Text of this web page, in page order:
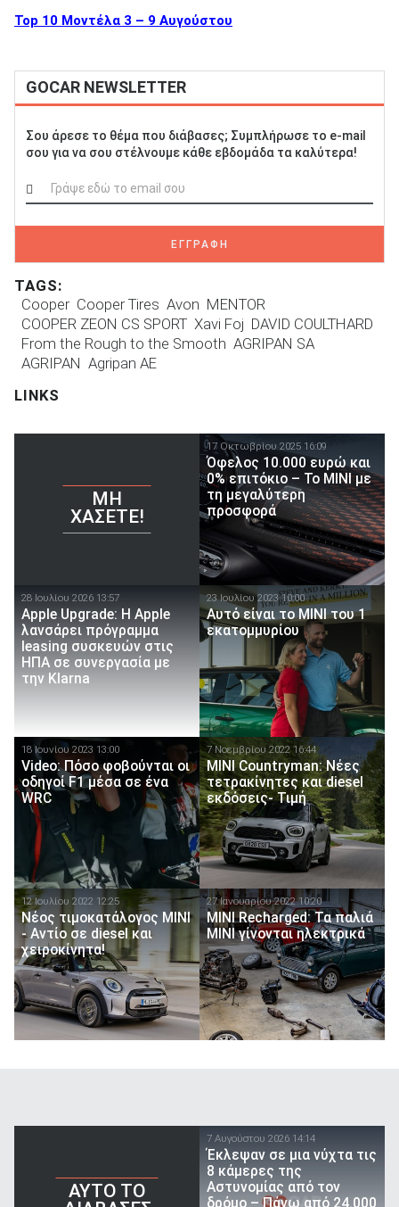
Top 10 Μοντέλα 3 – 9 Αυγούστου
GOCAR NEWSLETTER
Σου άρεσε το θέμα που διάβασες; Συμπλήρωσε το e-mail
σου για να σου στέλνουμε κάθε εβδομάδα τα καλύτερα!
ΕΓΓΡΑΦΗ
TAGS:
Cooper Cooper Tires Avon MENTOR
COOPER ZEON CS SPORT Xavi Foj DAVID COULTHARD
From the Rough to the Smooth AGRIPAN SA
AGRIPAN Agripan AE
LINKS
ΜΗ
ΧΆΣΕΤΕ!
17 Οκτωβρίου 2025 16:09
Όφελος 10.000 ευρώ και
0% επιτόκιο – Το MINI με
τη μεγαλύτερη
προσφορά
28 Ιουλίου 2026 13:57
Apple Upgrade: Η Apple
λανσάρει πρόγραμμα
leasing συσκευών στις
ΗΠΑ σε συνεργασία με
την Klarna
23 Ιουλίου 2023 10:00
Αυτό είναι το MINI του 1
εκατομμυρίου
18 Ιουνίου 2023 13:00
Video: Πόσο φοβούνται οι
οδηγοί F1 μέσα σε ένα
WRC
7 Νοεμβρίου 2022 16:44
MINI Countryman: Νέες
τετρακίνητες και diesel
εκδόσεις- Τιμή
12 Ιουλίου 2022 12:25
Νέος τιμοκατάλογος MINI
- Αντίο σε diesel και
χειροκίνητα!
27 Ιανουαρίου 2022 10:20
MINI Recharged: Τα παλιά
ΜΙΝΙ γίνονται ηλεκτρικά
AYTO TO
7 Αυγούστου 2026 14:14
Έκλεψαν σε μια νύχτα τις
8 κάμερες της
Αστυνομίας από τον